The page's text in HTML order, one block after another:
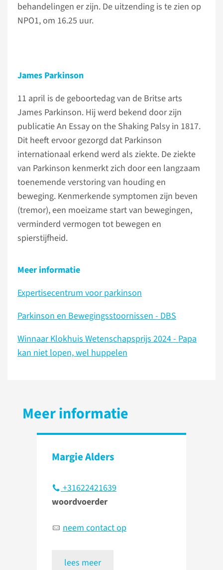
behandelingen er zijn. De uitzending is te zien op
NPO1, om 16.25 uur.
James Parkinson
11 april is de geboortedag van de Britse arts
James Parkinson. Hij werd bekend door zijn
publicatie An Essay on the Shaking Palsy in 1817.
Dit heeft ervoor gezorgd dat Parkinson
internationaal erkend werd als ziekte. De ziekte
van Parkinson kenmerkt zich door een langzaam
toenemende verstoring van houding en
beweging. Kenmerkende symptomen zijn beven
(tremor), een moeizame start van bewegingen,
verminderd vermogen tot bewegen en
spierstijfheid.
Meer informatie
Expertisecentrum voor parkinson
Parkinson en Bewegingsstoornissen - DBS
Winnaar Klokhuis Wetenschapsprijs 2024 - Papa
kan niet lopen, wel huppelen
Meer informatie
Margie Alders
+31622421639
woordvoerder
neem contact op
lees meer